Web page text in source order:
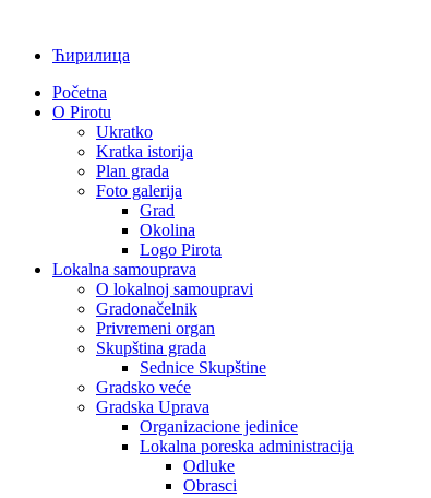
Ћирилица
Početna
O Pirotu
Ukratko
Kratka istorija
Plan grada
Foto galerija
Grad
Okolina
Logo Pirota
Lokalna samouprava
O lokalnoj samoupravi
Gradonačelnik
Privremeni organ
Skupština grada
Sednice Skupštine
Gradsko veće
Gradska Uprava
Organizacione jedinice
Lokalna poreska administracija
Odluke
Obrasci